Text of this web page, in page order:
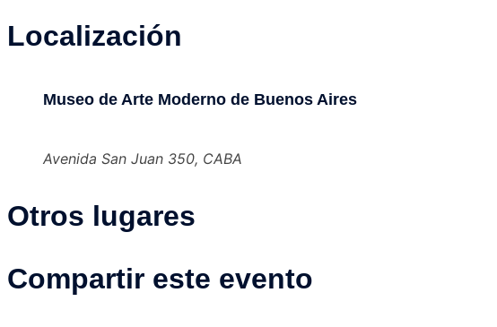
Localización
Museo de Arte Moderno de Buenos Aires
Avenida San Juan 350, CABA
Otros lugares
Compartir este evento